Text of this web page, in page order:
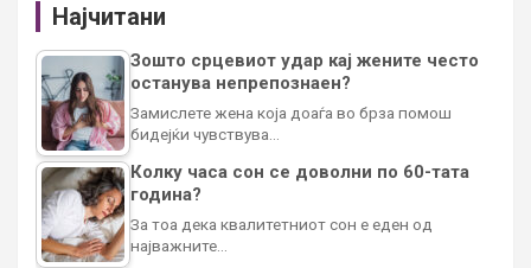
Најчитани
Зошто срцевиот удар кај жените често
останува непрепознаен?
Замислете жена која доаѓа во брза помош
бидејќи чувствува…
Колку часа сон се доволни по 60-тата
година?
За тоа дека квалитетниот сон е еден од
најважните…